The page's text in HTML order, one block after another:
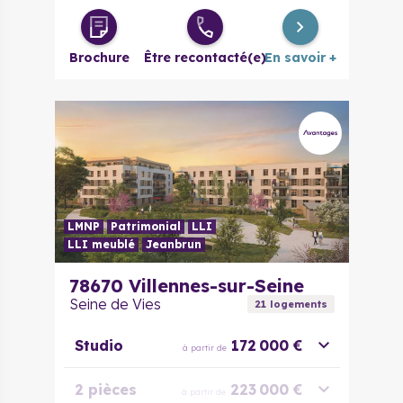
Brochure Être recontacté(e)En savoir +
LMNP Patrimonial
LLI
LLI meublé
Jeanbrun
78670 Villennes-sur-Seine
Seine de Vies 21logements
Studio à partir de 172 000 €
2 pièces à partir de 223 000 €